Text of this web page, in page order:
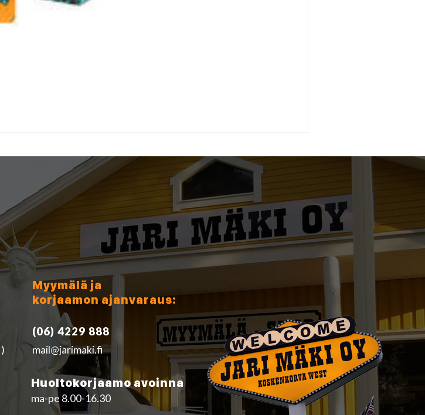
)
Myymälä ja
korjaamon ajanvaraus:
(06) 4229 888
mail@jarimaki.fi
Huoltokorjaamo avoinna
ma-pe 8.00-16.30